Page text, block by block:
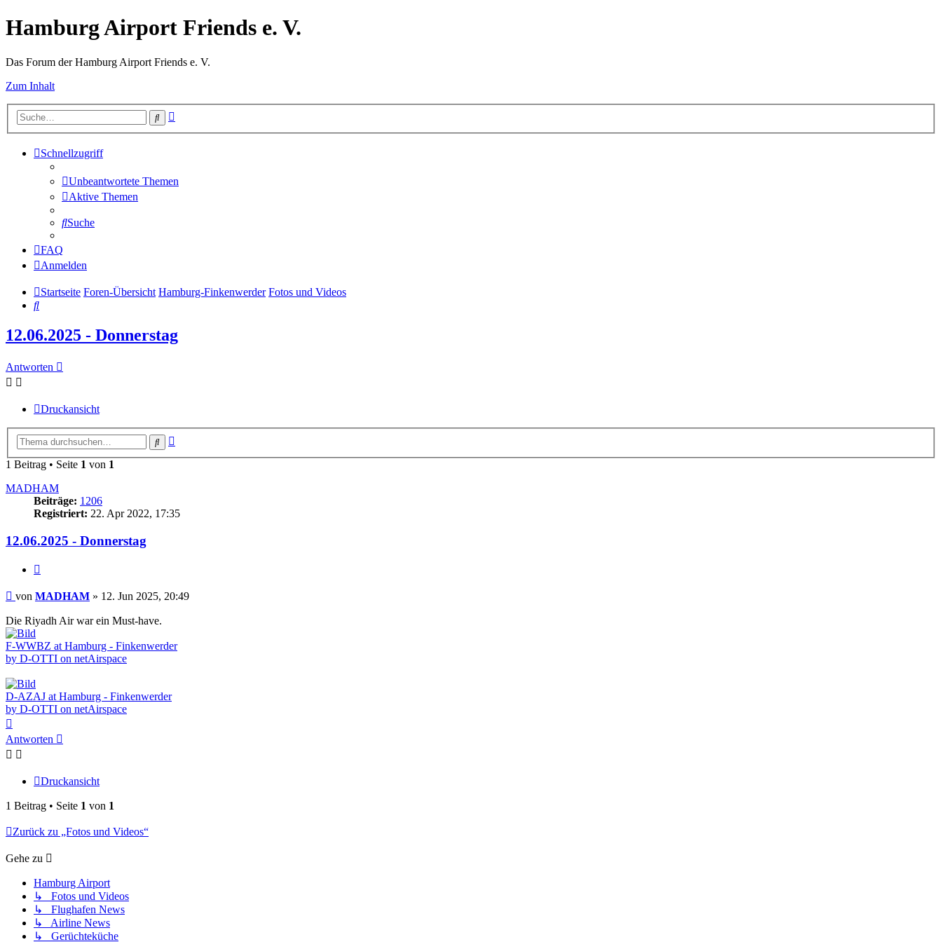
Hamburg Airport Friends e. V.
Das Forum der Hamburg Airport Friends e. V.
Zum Inhalt
Suche
Schnellzugriff
Unbeantwortete Themen
Aktive Themen
Suche
FAQ
Anmelden
Startseite Foren-Übersicht Hamburg-Finkenwerder Fotos und Videos
Suche
12.06.2025 - Donnerstag
Antworten
Druckansicht
Suche
1 Beitrag • Seite 1 von 1
MADHAM
Beiträge: 1206
Registriert: 22. Apr 2022, 17:35
12.06.2025 - Donnerstag
Beitrag
von MADHAM » 12. Jun 2025, 20:49
Die Riyadh Air war ein Must-have.
F-WWBZ at Hamburg - Finkenwerder
by D-OTTI on netAirspace
D-AZAJ at Hamburg - Finkenwerder
by D-OTTI on netAirspace
oben
Antworten
Druckansicht
1 Beitrag • Seite 1 von 1
Zurück zu „Fotos und Videos“
Gehe zu
Hamburg Airport
↳ Fotos und Videos
↳ Flughafen News
↳ Airline News
↳ Gerüchteküche